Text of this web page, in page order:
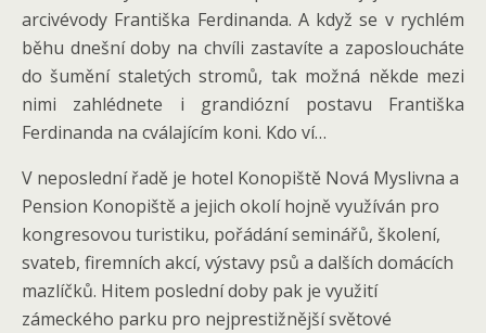
arcivévody Františka Ferdinanda. A když se v rychlém
běhu dnešní doby na chvíli zastavíte a zaposloucháte
do šumění staletých stromů, tak možná někde mezi
nimi zahlédnete i grandiózní postavu Františka
Ferdinanda na cválajícím koni. Kdo ví…
V neposlední řadě je hotel Konopiště Nová Myslivna a
Pension Konopiště a jejich okolí hojně využíván pro
kongresovou turistiku, pořádání seminářů, školení,
svateb, firemních akcí, výstavy psů a dalších domácích
mazlíčků. Hitem poslední doby pak je využití
zámeckého parku pro nejprestižnější světové